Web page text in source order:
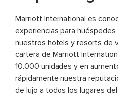
Marriott International es
experiencias para huéspedes
nuestros hotels y resorts de
cartera de Marriott
10.000 unidades y en
rápidamente nuestra
de lujo a todos los lugares